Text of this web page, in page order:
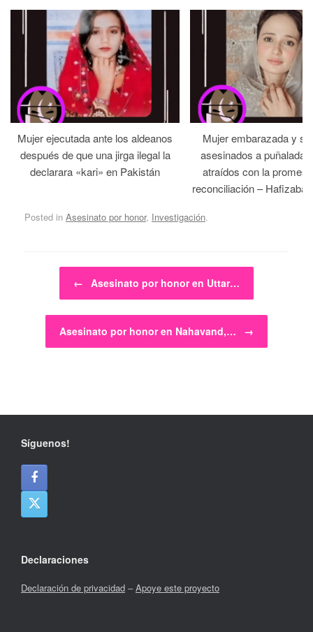
Mujer ejecutada ante los aldeanos
después de que una jirga ilegal la
declarara «kari» en Pakistán
Mujer embarazada y
asesinados a
atraídos con la
reconciliación –
Posted in Asesinato por honor, Investigación.
Post navigation
← Asesinato por honor en Uttar…
Asesinato por honor en Nahavand,… →
Síguenos!
Declaraciones
Declaración de privacidad –Apoye este proyecto